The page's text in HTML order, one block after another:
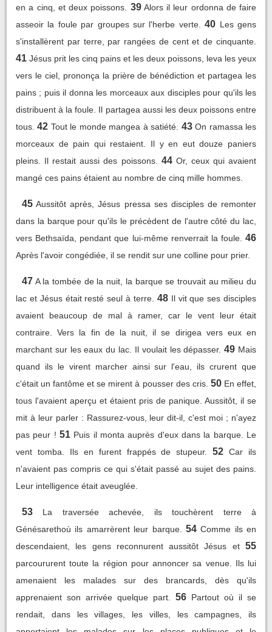
en a cinq, et deux poissons.
39 Alors il leur ordonna de faire
asseoir la foule par groupes sur l'herbe verte.
40 Les gens
s'installèrent par terre, par rangées de cent et de cinquante.
41 Jésus prit les cinq pains et les deux poissons, leva les yeux
vers le ciel, prononça la prière de bénédiction et partagea les
pains ; puis il donna les morceaux aux disciples pour qu'ils les
distribuent à la foule. Il partagea aussi les deux poissons entre
tous. 42 Tout le monde mangea à satiété. 43 On ramassa les
morceaux de pain qui restaient. Il y en eut douze paniers
pleins. Il restait aussi des poissons.
44 Or, ceux qui avaient
mangé ces pains étaient au nombre de cinq mille hommes.
45 Aussitôt après, Jésus pressa ses disciples de remonter
dans la barque pour qu'ils le précèdent de l'autre côté du lac,
vers Bethsaïda, pendant que lui-même renverrait la foule. 46
Après l'avoir congédiée, il se rendit sur une colline pour prier.
47 A la tombée de la nuit, la barque se trouvait au milieu du
lac et Jésus était resté seul à terre. 48 Il vit que ses disciples
avaient beaucoup de mal à ramer, car le vent leur était
contraire. Vers la fin de la nuit, il se dirigea vers eux en
marchant sur les eaux du lac. Il voulait les dépasser. 49 Mais
quand ils le virent marcher ainsi sur l'eau, ils crurent que
c'était un fantôme et se mirent à pousser des cris. 50 En effet,
tous l'avaient aperçu et étaient pris de panique. Aussitôt, il se
mit à leur parler : Rassurez-vous, leur dit-il, c'est moi ; n'ayez
pas peur ! 51 Puis il monta auprès d'eux dans la barque. Le
vent tomba. Ils en furent frappés de stupeur.
52 Car ils
n'avaient pas compris ce qui s'était passé au sujet des pains.
Leur intelligence était aveuglée.
53
La traversée achevée, ils touchèrent terre à
Génésarethoù ils amarrèrent leur barque.
54 Comme ils en
descendaient, les gens reconnurent aussitôt Jésus et 55
parcoururent toute la région pour annoncer sa venue. Ils lui
amenaient les malades sur des brancards, dès qu'ils
apprenaient son arrivée quelque part.
56 Partout où il se
rendait, dans les villages, les villes, les campagnes, ils